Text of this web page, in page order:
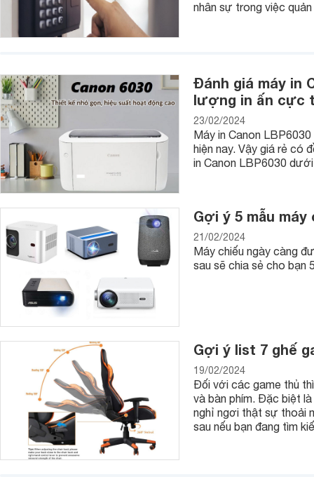
tính năng khác như màn hình hiển thị phía sau tiện cho việc
Máy còn được trang bị máy in hóa đơn nhiệt với chế độ
xung quanh, rất tiện lợi cho việc cài đặt máy và sử dụng.
Hạn chế của Casio SE-S10 là dung lượng nhớ ít, chỉ nhớ
hợp với tất cả các chuỗi bán lẻ quy mô nhỏ như hàng ăn
đối với các nhà hàng ẩm thực lớn hay các trung tâm mua
Máy tính tiền CASIO SE-C6000
nhân sự trong việc
Đánh giá máy in
lượng in ấn cực
23/02/2024
Máy in Canon
hiện nay. Vậy giá rẻ có
in Canon LBP6030
Gợi ý 5 mẫu
21/02/2024
Máy chiếu ngày càng
sau sẽ chia sẻ cho bạn
Gợi ý list 7 ghế
19/02/2024
Đối với các game thủ
và bàn phím. Đặc biệt
nghỉ ngơi thật sự thoải
sau nếu bạn đang tìm